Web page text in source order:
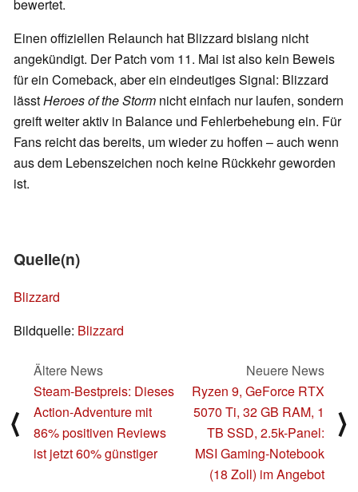
bewertet.
Einen offiziellen Relaunch hat Blizzard bislang nicht
angekündigt. Der Patch vom 11. Mai ist also kein Beweis
für ein Comeback, aber ein eindeutiges Signal: Blizzard
lässtHeroes of the Storm nicht einfach nur laufen, sondern
greift weiter aktiv in Balance und Fehlerbehebung ein. Für
Fans reicht das bereits, um wieder zu hoffen – auch wenn
aus dem Lebenszeichen noch keine Rückkehr geworden
ist.
Quelle(n)
Blizzard
Bildquelle: Blizzard
⟨
Ältere News
Steam-Bestpreis: Dieses
Action-Adventure mit
86% positiven Reviews
ist jetzt 60% günstiger
Neuere News
Ryzen 9, GeForce RTX
5070 Ti, 32 GB RAM, 1
TB SSD, 2.5k-Panel:
MSI Gaming-Notebook
(18 Zoll) im Angebot
⟩